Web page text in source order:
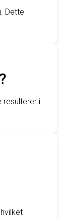
Dette
resulterer i